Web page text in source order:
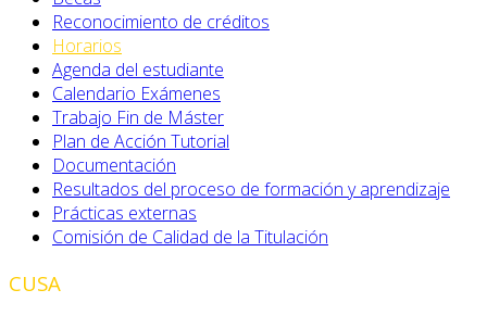
Reconocimiento de créditos
Horarios
Agenda del estudiante
Calendario Exámenes
Trabajo Fin de Máster
Plan de Acción Tutorial
Documentación
Resultados del proceso de formación y aprendizaje
Prácticas externas
Comisión de Calidad de la Titulación
CUSA